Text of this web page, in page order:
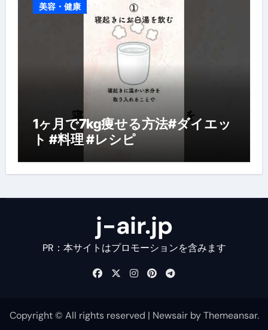
美容・健康
1ヶ月で7kg痩せる方法#ダイエッ
ト #料理 #レシピ
j-air.jp
PR：本サイトはプロモーションを含みます
Copyright © All rights reserved | NewsairbyThemeansar.